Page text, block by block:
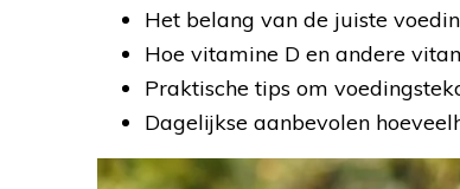
Het belang van de juiste
Hoe vitamine D en andere
Praktische tips om
Dagelijkse aanbevolen